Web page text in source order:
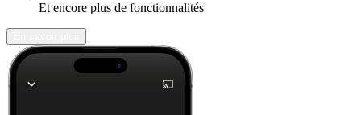
Et encore plus de fonctionnalités